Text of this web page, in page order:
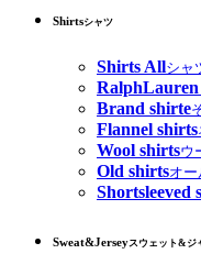
Shirtsシャツ
Shirts Allシャ
RalphLauren
Brand shirte
Flannel shirts
Wool shirtsウ
Old shirtsオ
Shortsleeved
Sweat&Jerseyスウェット&ジ